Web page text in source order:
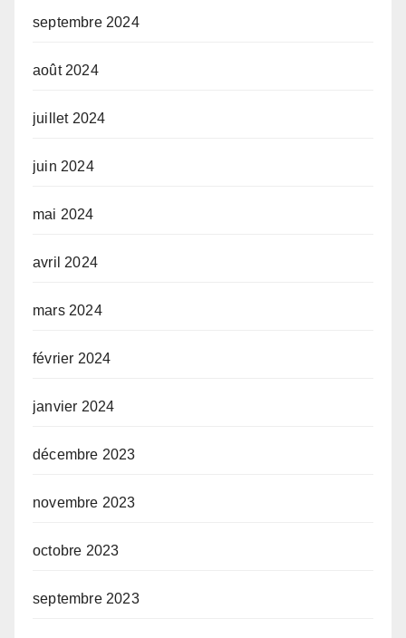
septembre 2024
août 2024
juillet 2024
juin 2024
mai 2024
avril 2024
mars 2024
février 2024
janvier 2024
décembre 2023
novembre 2023
octobre 2023
septembre 2023